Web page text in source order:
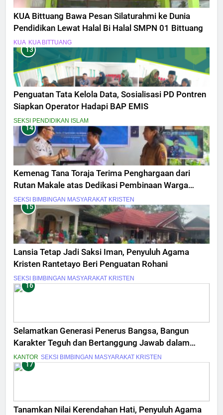
KUA Bittuang Bawa Pesan Silaturahmi ke Dunia
Pendidikan Lewat Halal Bi Halal SMPN 01 Bittuang
KUA KUA BITTUANG
13
Penguatan Tata Kelola Data, Sosialisasi PD Pontren
Siapkan Operator Hadapi BAP EMIS
SEKSI PENDIDIKAN ISLAM
14
Kemenag Tana Toraja Terima Penghargaan dari
Rutan Makale atas Dedikasi Pembinaan Warga
Binaan
SEKSI BIMBINGAN MASYARAKAT KRISTEN
15
Lansia Tetap Jadi Saksi Iman, Penyuluh Agama
Kristen Rantetayo Beri Penguatan Rohani
SEKSI BIMBINGAN MASYARAKAT KRISTEN
16
Selamatkan Generasi Penerus Bangsa, Bangun
Karakter Teguh dan Bertanggung Jawab dalam
Masa Muda
KANTOR SEKSI BIMBINGAN MASYARAKAT KRISTEN
17
Tanamkan Nilai Kerendahan Hati, Penyuluh Agama